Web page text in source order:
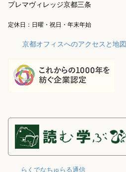
プレマヴィレッジ京都三条
定休日：日曜・祝日・年末年始
京都オフィスへのアクセスと地図
らくでなちゅらる通信